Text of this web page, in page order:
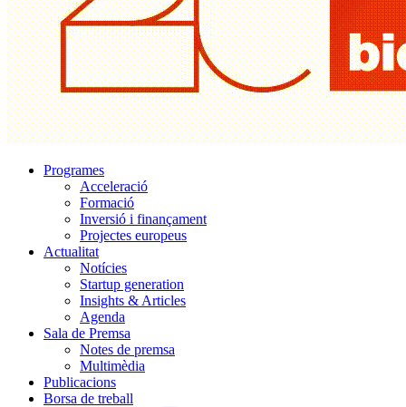
Programes
Acceleració
Formació
Inversió i finançament
Projectes europeus
Actualitat
Notícies
Startup generation
Insights & Articles
Agenda
Sala de Premsa
Notes de premsa
Multimèdia
Publicacions
Borsa de treball